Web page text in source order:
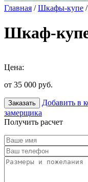
Главная /Шкафы-купе /
Шкаф-
Цена:
от 35 000 руб.
Заказать Добавить в
замерщика
Получить расчет